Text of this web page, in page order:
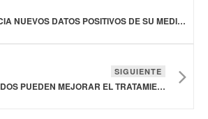
ABBVIE ANUNCIA NUEVOS DATOS POSITIVOS DE SU MEDICAMENTO ATOGEPANT PARA PREVENIR LA MIGRAÑA
SIGUIENTE
DIAGNÓSTICOS RÁPIDOS PUEDEN MEJORAR EL TRATAMIENTO DE LAS INFECCIONES GASTROINTESTINALES